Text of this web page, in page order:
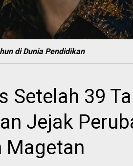
di Dunia Pendidikan
Setelah 39
Jejak
Magetan